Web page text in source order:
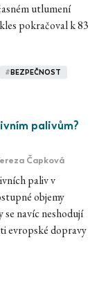
utlumení
pokračoval k 83
# BEZPEČNOST
palivům?
Čapková
paliv v
objemy
navíc neshodují
evropské dopravy